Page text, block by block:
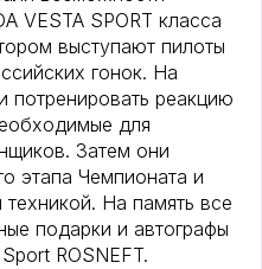
VESTA SPORT класса
выступают пилоты
гонок. На
потренировать реакцию
для
Затем они
этапа Чемпионата и
На память все
подарки и автографы
ROSNEFT.